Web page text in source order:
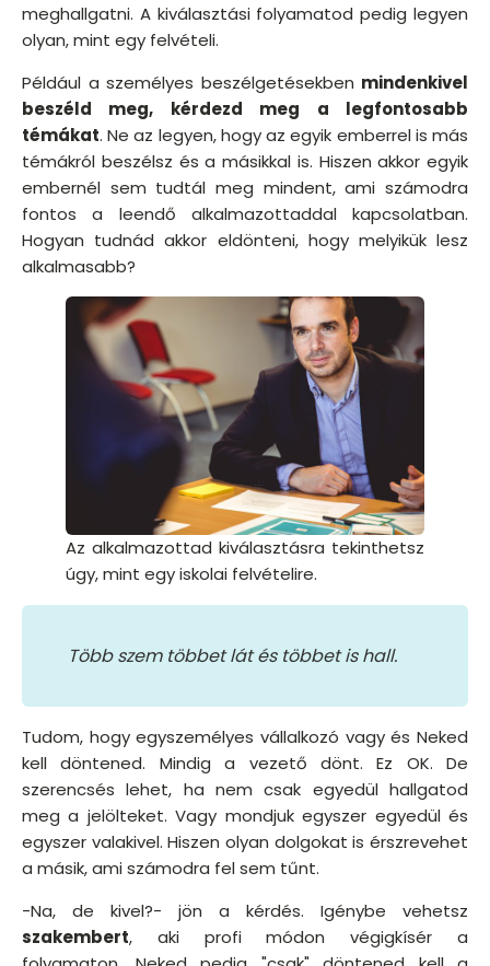
meghallgatni. A kiválasztási folyamatod pedig legyen
olyan, mint egy felvételi.
Például a személyes beszélgetésekben mindenkivel
beszéld meg, kérdezd meg a legfontosabb
témákat. Ne az legyen, hogy az egyik emberrel is más
témákról beszélsz és a másikkal is. Hiszen akkor egyik
embernél sem tudtál meg mindent, ami számodra
fontos a leendő alkalmazottaddal kapcsolatban.
Hogyan tudnád akkor eldönteni, hogy melyikük lesz
alkalmasabb?
Az alkalmazottad kiválasztásra tekinthetsz
úgy, mint egy iskolai felvételire.
Több szem többet lát és többet is hall.
Tudom, hogy egyszemélyes vállalkozó vagy és Neked
kell döntened. Mindig a vezető dönt. Ez OK. De
szerencsés lehet, ha nem csak egyedül hallgatod
meg a jelölteket. Vagy mondjuk egyszer egyedül és
egyszer valakivel. Hiszen olyan dolgokat is érszrevehet
a másik, ami számodra fel sem tűnt.
-Na, de kivel?- jön a kérdés. Igénybe vehetsz
szakembert, aki profi módon végigkísér a